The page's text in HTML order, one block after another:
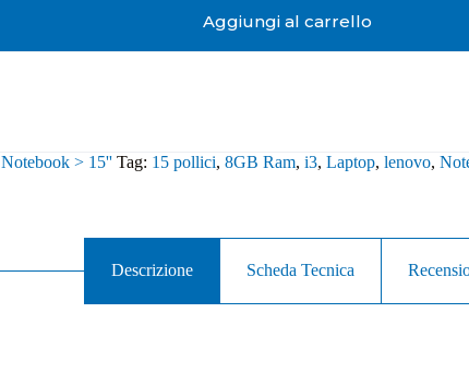
Aggiungi al carrello
Notebook > 15'' Tag: 15 pollici, 8GB Ram, i3, Laptop, lenovo,
Descrizione Scheda Tecnica